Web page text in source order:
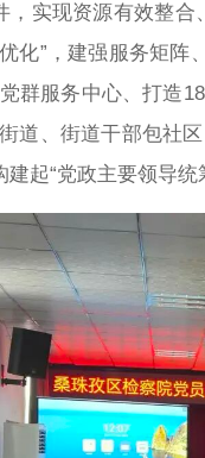
，实现资源有效整
化”，建强服务矩
群服务中心、打造
道、街道干部包社
建起“党政主要领导